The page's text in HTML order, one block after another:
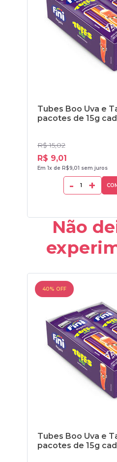
Tubes Boo Uva e
pacotes de 15g
R$ 15,02
R$ 9,01
Em 1x de R$9,01 sem juros
- +
Não
40% OFF
Tubes Boo Uva e
pacotes de 15g